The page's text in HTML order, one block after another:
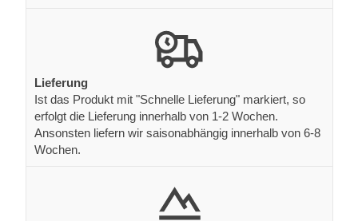
Lieferung
Ist das Produkt mit "Schnelle Lieferung" markiert, so
erfolgt die Lieferung innerhalb von 1-2 Wochen.
Ansonsten liefern wir saisonabhängig innerhalb von 6-8
Wochen.